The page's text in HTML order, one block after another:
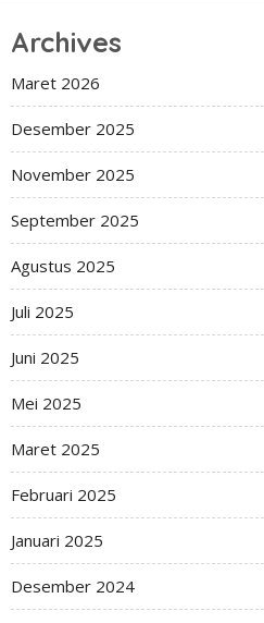
Archives
Maret 2026
Desember 2025
November 2025
September 2025
Agustus 2025
Juli 2025
Juni 2025
Mei 2025
Maret 2025
Februari 2025
Januari 2025
Desember 2024